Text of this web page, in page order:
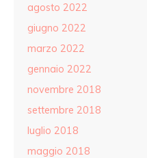
agosto 2022
giugno 2022
marzo 2022
gennaio 2022
novembre 2018
settembre 2018
luglio 2018
maggio 2018